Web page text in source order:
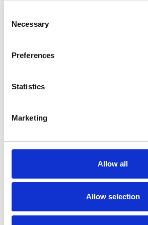
Selection
Necessary
Preferences
Statistics
Marketing
Allow all
Allow selection
Art nr. ART000312 Art nr.
99 kr